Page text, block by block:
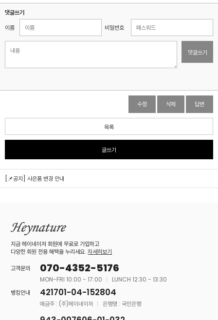
댓글쓰기
이름
비밀번호
댓글쓰기
수정 삭제 답변
목록
글쓰기
[📌공지] 사은품 변경 안내
지금 헤이네이처 회원에 무료로 가입하고
다양한 회원 전용 혜택을 누리세요.자세히보기
고객문의
070-4352-5176
MON-FRI 10:00 - 17:00
LUNCH 12:30 - 13:30
뱅킹안내
421701-04-152804
예금주 : (주)헤이네이처 은행명 : 국민은행